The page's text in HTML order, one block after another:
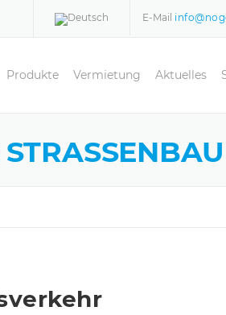
E-Mail
Produkte Vermietung Aktuelles
STRASSENBAU